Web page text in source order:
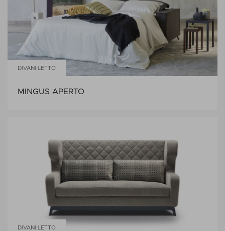
DIVANI LETTO
MINGUS APERTO
DIVANI LETTO